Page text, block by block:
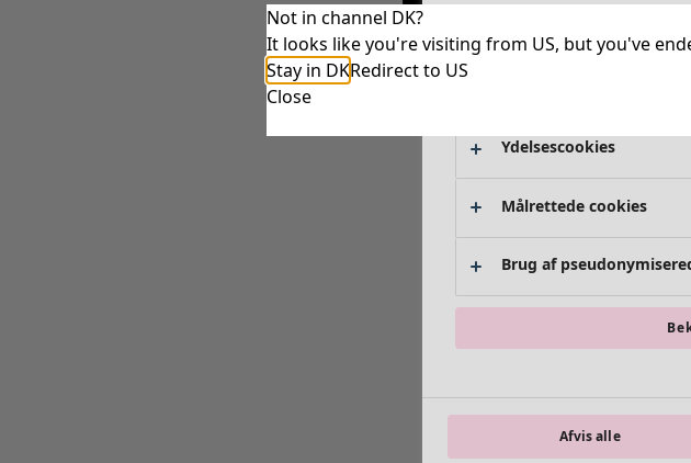
Not in channel DK?
It looks like you're visiting from US, but you've
Stay in DKRedirect to US
Close
Meget nødvendige
Ydelsescookies
Målrettede cookies
Brug af
Afvis alle